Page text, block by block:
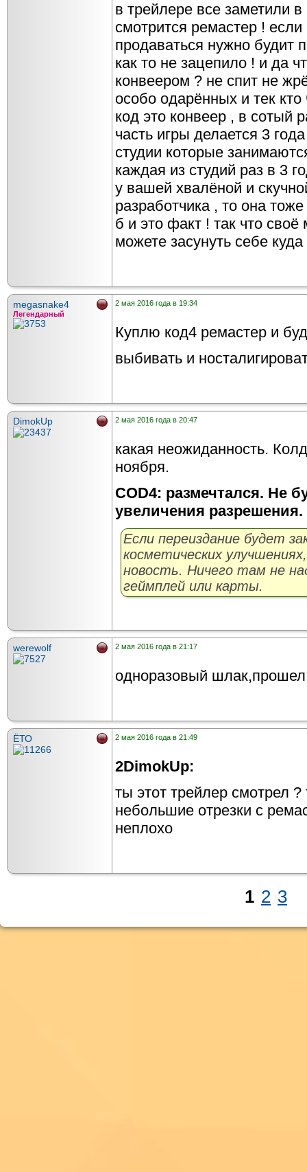
в трейлере все заметили в
смотрится ремастер ! если
продаваться нужно будит
как то не зацепило ! и да
конвеером ? не спит не
особо одарённых и тек
код это конвеер , в сотый
часть игры делается 3
студии которые
каждая из студий раз в 3
у вашей хвалёной и
разработчика , то она
б и это факт ! так что
можете засунуть себе
megasnake4
Легендарный
2 мая 2016 года в 19:34
Куплю код4 ремастер и
выбивать и
DimokUp 2 мая 2016 года в 20:47
какая неожиданность.
ноября.
COD4: размечтался. Не
увеличения разрешения.
Если переиздание будет
косметических
новость. Ничего там не
геймплей или карты.
werewolf 2 мая 2016 года в 21:17
одноразовый
ЁТО 2 мая 2016 года в 21:49
2DimokUp:
ты этот трейлер смотрел ?
небольшие отрезки с
неплохо
1 2 3